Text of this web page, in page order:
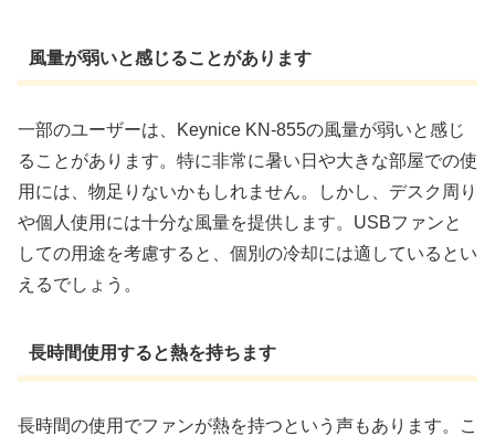
風量が弱いと感じることがあります
一部のユーザーは、Keynice KN-855の風量が弱いと感じ
ることがあります。特に非常に暑い日や大きな部屋での使
用には、物足りないかもしれません。しかし、デスク周り
や個人使用には十分な風量を提供します。USBファンと
しての用途を考慮すると、個別の冷却には適しているとい
えるでしょう。
長時間使用すると熱を持ちます
長時間の使用でファンが熱を持つという声もあります。こ